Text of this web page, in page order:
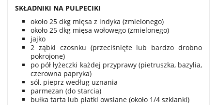
SKŁADNIKI NA PULPECIKI
około 25 dkg mięsa z indyka (zmielonego)
około 25 dkg mięsa wołowego (zmielonego)
jajko
2 ząbki czosnku (przeciśnięte lub bardzo drobno
pokrojone)
po pół łyżeczki każdej przyprawy (pietruszka, bazylia,
czerowna papryka)
sól, pieprz według uznania
parmezan (do starcia)
bułka tarta lub płatki owsiane (około 1/4 szklanki)